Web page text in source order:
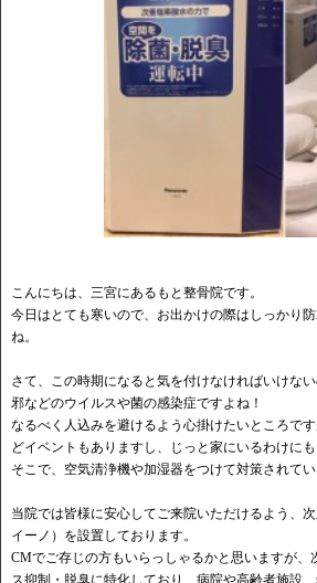
こんにちは、三宮にあるもと整骨院です。
今日はとても寒いので、お出かけの際はしっかり
ね。
さて、この時期になると気を付けなければいけな
邪などのウイルスや菌の感染症ですよね！
なるべく人込みを避けるよう心掛けたいところで
どイベントもありますし、じっと家にいるわけに
そこで、空気清浄機や加湿器をつけて対策されて
当院では皆様に安心してご来院いただけるよう、
イーノ）を設置しております。
CMでご存じの方もいらっしゃるかと思いますが、
ス抑制・脱臭に特化しており、病院や高齢者施設